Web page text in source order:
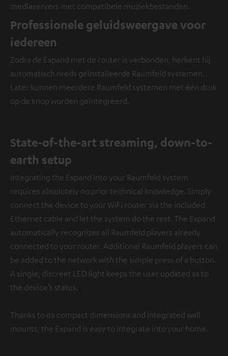
mediaservers met compatibele muziekbestanden.
Professionele geluidsweergave voor
iedereen
Zodra de Expand met de router is verbonden, herkent hij
automatisch reeds geïnstalleerde Raumfeld systemen.
Later kunnen meerdere Raumfeld systemen met één druk
op de knop worden geïntegreerd.
State-of-the-art streaming, down-to-
earth setup
Integrating the Expand into your Raumfeld system
requires absolutely no prior technical knowledge. Simply
connect the device to your WiFi router via the included
Ethernet cable and let the system do the rest. The Expand
automatically recognizes all Raumfeld players already
connected to your router. Additional Raumfeld players can
be added to the network with the simple press of a button.
A single, discreet LED light keeps the user updated as to
the device’s status.
Thanks to its compact dimensions and integrated wall
mounts, the Expand is easy to integrate into your home.